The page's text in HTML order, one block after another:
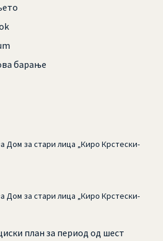
барање
Дом за стари лица „Киро Крстески-
Дом за стари лица „Киро Крстески-
план за период од шест